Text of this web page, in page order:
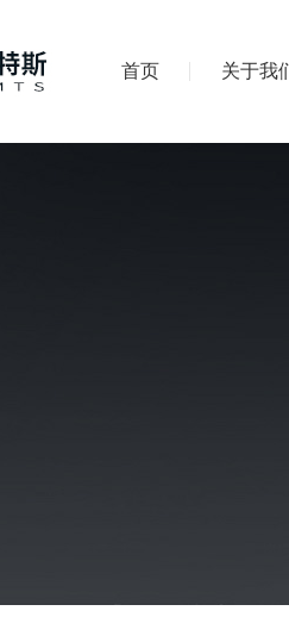
首页 关于我